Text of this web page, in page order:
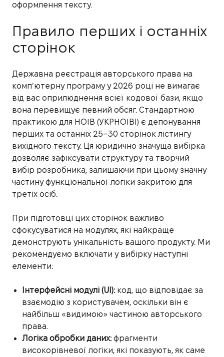
оформлення тексту.
Правило перших і останніх
сторінок
Державна реєстрація авторського права на
комп’ютерну програму у 2026 році не вимагає
від вас оприлюднення всієї кодової бази, якщо
вона перевищує певний обсяг. Стандартною
практикою для НОІВ (УКРНОІВІ) є депонування
перших та останніх 25–30 сторінок лістингу
вихідного тексту. Ця юридично значуща вибірка
дозволяє зафіксувати структуру та творчий
вибір розробника, залишаючи при цьому значну
частину функціональної логіки закритою для
третіх осіб.
При підготовці цих сторінок важливо
сфокусуватися на модулях, які найкраще
демонструють унікальність вашого продукту. Ми
рекомендуємо включати у вибірку наступні
елементи:
Інтерфейсні модулі (UI):код, що відповідає за
взаємодію з користувачем, оскільки він є
найбільш «видимою» частиною авторського
права.
Логіка обробки даних:фрагменти
високорівневої логіки, які показують, як саме